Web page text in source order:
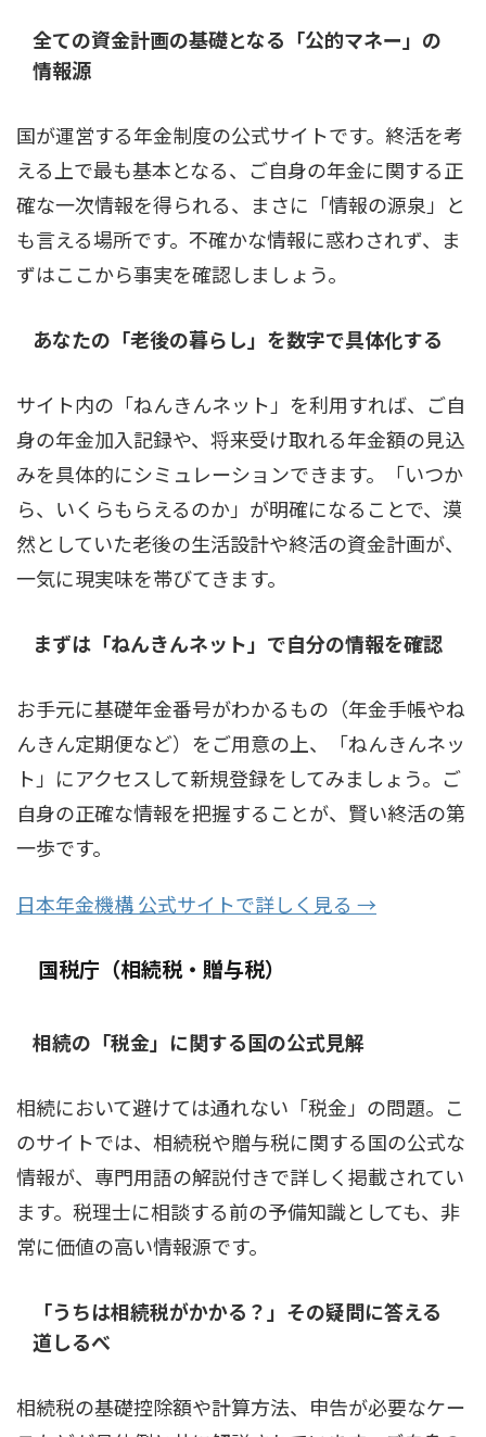
全ての資金計画の基礎となる「公的マネー」の
情報源
国が運営する年金制度の公式サイトです。終活を考
える上で最も基本となる、ご自身の年金に関する正
確な一次情報を得られる、まさに「情報の源泉」と
も言える場所です。不確かな情報に惑わされず、ま
ずはここから事実を確認しましょう。
あなたの「老後の暮らし」を数字で具体化する
サイト内の「ねんきんネット」を利用すれば、ご自
身の年金加入記録や、将来受け取れる年金額の見込
みを具体的にシミュレーションできます。「いつか
ら、いくらもらえるのか」が明確になることで、漠
然としていた老後の生活設計や終活の資金計画が、
一気に現実味を帯びてきます。
まずは「ねんきんネット」で自分の情報を確認
お手元に基礎年金番号がわかるもの（年金手帳やね
んきん定期便など）をご用意の上、「ねんきんネッ
ト」にアクセスして新規登録をしてみましょう。ご
自身の正確な情報を把握することが、賢い終活の第
一歩です。
日本年金機構 公式サイトで詳しく見る →
国税庁（相続税・贈与税）
相続の「税金」に関する国の公式見解
相続において避けては通れない「税金」の問題。こ
のサイトでは、相続税や贈与税に関する国の公式な
情報が、専門用語の解説付きで詳しく掲載されてい
ます。税理士に相談する前の予備知識としても、非
常に価値の高い情報源です。
「うちは相続税がかかる？」その疑問に答える
道しるべ
相続税の基礎控除額や計算方法、申告が必要なケー